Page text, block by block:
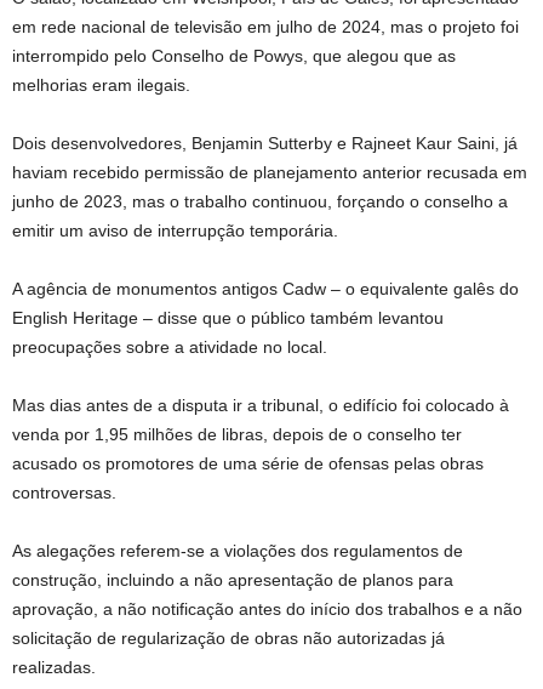
em rede nacional de televisão em julho de 2024, mas o projeto foi
interrompido pelo Conselho de Powys, que alegou que as
melhorias eram ilegais.
Dois desenvolvedores, Benjamin Sutterby e Rajneet Kaur Saini, já
haviam recebido permissão de planejamento anterior recusada em
junho de 2023, mas o trabalho continuou, forçando o conselho a
emitir um aviso de interrupção temporária.
A agência de monumentos antigos Cadw – o equivalente galês do
English Heritage – disse que o público também levantou
preocupações sobre a atividade no local.
Mas dias antes de a disputa ir a tribunal, o edifício foi colocado à
venda por 1,95 milhões de libras, depois de o conselho ter
acusado os promotores de uma série de ofensas pelas obras
controversas.
As alegações referem-se a violações dos regulamentos de
construção, incluindo a não apresentação de planos para
aprovação, a não notificação antes do início dos trabalhos e a não
solicitação de regularização de obras não autorizadas já
realizadas.